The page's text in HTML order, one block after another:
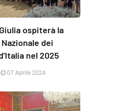
ospiterà la
dei
nel 2025
07 Aprile 2024